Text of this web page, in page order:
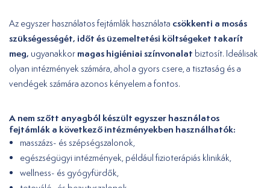
Az egyszer használatos fejtámlák használata csökkenti a mosás
szükségességét, időt és üzemeltetési költségeket takarít
meg, ugyanakkor magas higiéniai színvonalat biztosít. Ideálisak
olyan intézmények számára, ahol a gyors csere, a tisztaság és a
vendégek számára azonos kényelem a fontos.
A nem szőtt anyagból készült egyszer használatos
fejtámlák a következő intézményekben használhatók:
masszázs- és szépségszalonok,
egészségügyi intézmények, például fizioterápiás klinikák,
wellness- és gyógyfürdők,